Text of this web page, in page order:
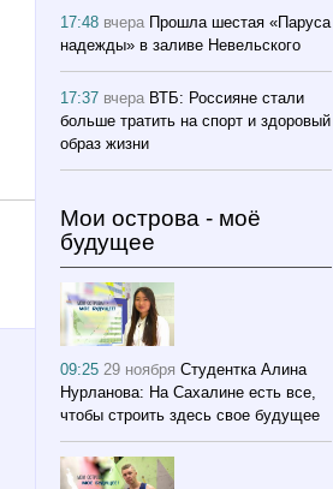
17:48 вчера Прошла шестая «Паруса
надежды» в заливе Невельского
17:37 вчера ВТБ: Россияне стали
больше тратить на спорт и здоровый
образ жизни
Мои острова - моё
будущее
09:2529 ноября Студентка Алина
Нурланова: На Сахалине есть все,
чтобы строить здесь свое будущее